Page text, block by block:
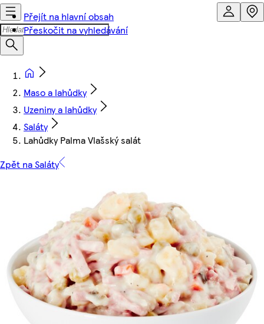
Přejít na hlavní obsah
Přeskočit na vyhledávání
Maso a lahůdky
Uzeniny a lahůdky
Saláty
Lahůdky Palma Vlašský salát
Zpět na Saláty